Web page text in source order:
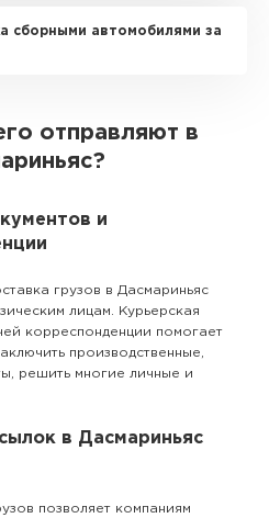
сборными автомобилями за
отправляют в
и
грузов в Дасмариньяс
лицам. Курьерская
корреспонденции помогает
производственные,
решить многие личные и
в Дасмариньяс
позволяет компаниям